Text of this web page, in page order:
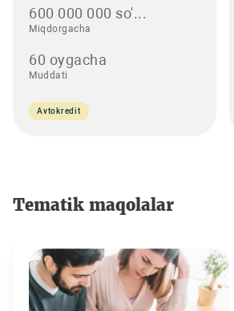
600 000 000 so'...
Miqdorgacha
60 oygacha
Muddati
Avtokredit
Tematik maqolalar